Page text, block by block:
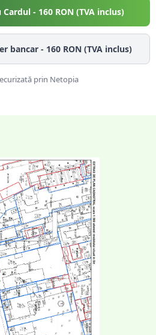
Cardul - 160RON (TVA inclus)
bancar - 160RON (TVA inclus)
prin Netopia